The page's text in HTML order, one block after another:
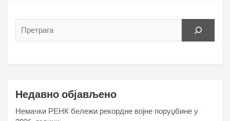
Недавно објављено
Немачки РЕНК бележи рекордне војне поруџбине у